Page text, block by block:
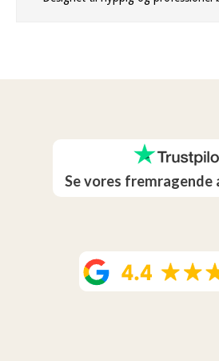
Se vores fremragende